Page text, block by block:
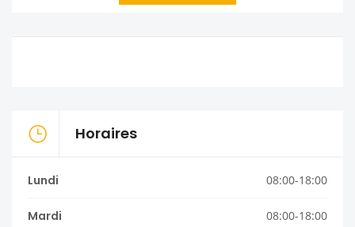
Horaires
Lundi 08:00-18:00
Mardi 08:00-18:00